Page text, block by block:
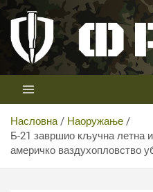
Скип
цонтент
Телевизија
Први војни канал у Србији
Насловна
Наоружање
Б-21 завршио кључна летна
америчко ваздухопловство